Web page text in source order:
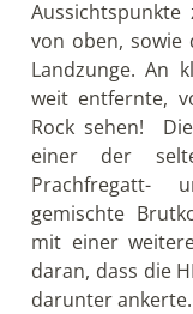
von oben, sowie
Landzunge. An
weit entfernte,
Rock sehen!
einer der
Prachfregatt-
gemischte
mit einer
daran, dass die
darunter ankerte.